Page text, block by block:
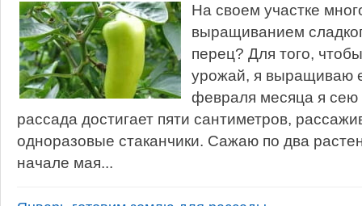
На своем участке
выращиванием
перец? Для того,
урожай, я выращиваю
февраля месяца я сею
рассада достигает пяти сантиметров,
одноразовые стаканчики. Сажаю по два
начале мая...